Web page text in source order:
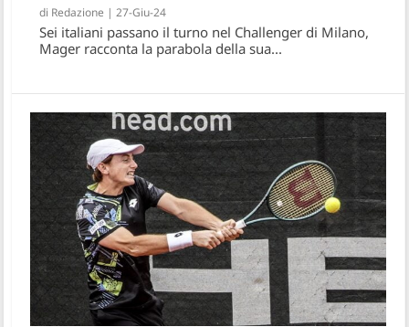
di Redazione |27-Giu-24
Sei italiani passano il turno nel Challenger di Milano,
Mager racconta la parabola della sua...